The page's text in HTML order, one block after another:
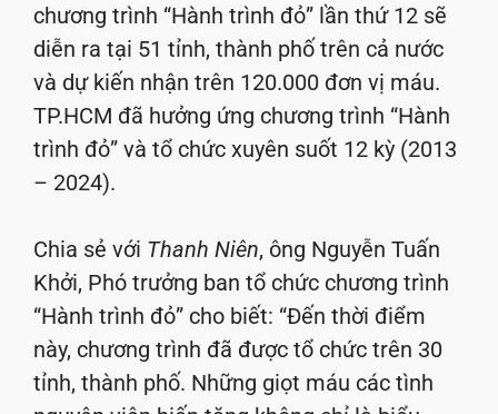
chương trình “Hành trình đỏ” lần thứ 12 sẽ
diễn ra tại 51 tỉnh, thành phố trên cả nước
và dự kiến nhận trên 120.000 đơn vị máu.
TP.HCM đã hưởng ứng chương trình “Hành
trình đỏ” và tổ chức xuyên suốt 12 kỳ (2013
– 2024).
Chia sẻ với Thanh Niên, ông Nguyễn Tuấn
Khởi, Phó trưởng ban tổ chức chương trình
“Hành trình đỏ” cho biết: “Đến thời điểm
này, chương trình đã được tổ chức trên 30
tỉnh, thành phố. Những giọt máu các tình